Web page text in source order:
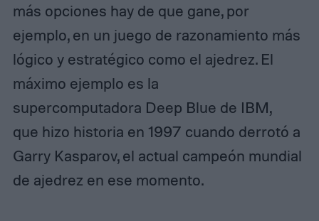
más opciones hay de que gane, por
ejemplo, en un juego de razonamiento más
lógico y estratégico como el ajedrez. El
máximo ejemplo es la
supercomputadora Deep Blue de IBM,
que hizo historia en 1997 cuando derrotó a
Garry Kasparov, el actual campeón mundial
de ajedrez en ese momento.